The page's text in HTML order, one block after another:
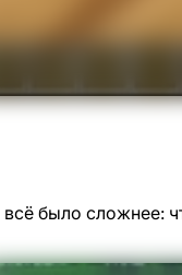
было сложнее: